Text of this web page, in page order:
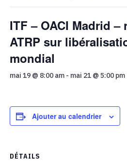
ITF – OACI Madrid –
ATRP sur
mondial
mai 19 @ 8:00 am - mai 21 @ 5:00 pm
Ajouter au calendrier
DÉTAILS